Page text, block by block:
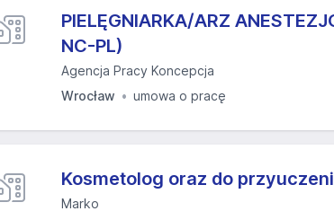
PIELĘGNIARKA/ARZ
NC-PL)
Agencja Pracy Koncepcja
Wrocław
umowa o pracę
Kosmetolog oraz do
Marko